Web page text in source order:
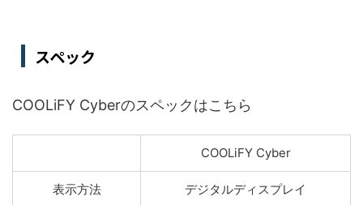
スペック
COOLiFY Cyberのスペックはこちら
COOLiFY Cyber
表示方法 デジタルディスプレイ